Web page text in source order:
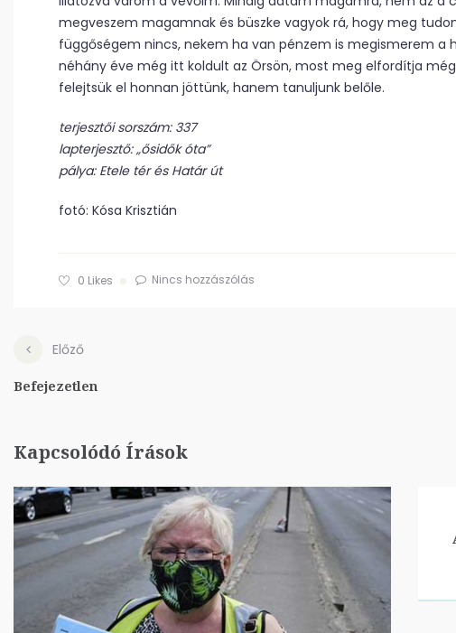
megveszem magamnak és büszke vagyok rá, hogy meg
függőségem nincs, nekem ha van pénzem is megismerem a
néhány éve még itt koldult az Örsön, most meg elfordítja még
felejtsük el honnan jöttünk, hanem tanuljunk belőle.
terjesztői sorszám: 337
lapterjesztő: „ősidők óta”
pálya: Etele tér és Határ út
fotó: Kósa Krisztián
0 Likes Nincs hozzászólás
Előző
Befejezetlen
Kapcsolódó Írások